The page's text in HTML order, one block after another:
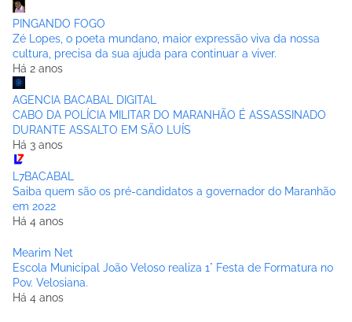
PINGANDO FOGO
Zé Lopes, o poeta mundano, maior expressão viva da nossa
cultura, precisa da sua ajuda para continuar a viver.
Há 2 anos
AGENCIA BACABAL DIGITAL
CABO DA POLÍCIA MILITAR DO MARANHÃO É ASSASSINADO
DURANTE ASSALTO EM SÃO LUÍS
Há 3 anos
L7BACABAL
Saiba quem são os pré-candidatos a governador do Maranhão
em 2022
Há 4 anos
Mearim Net
Escola Municipal João Veloso realiza 1° Festa de Formatura no
Pov. Velosiana.
Há 4 anos